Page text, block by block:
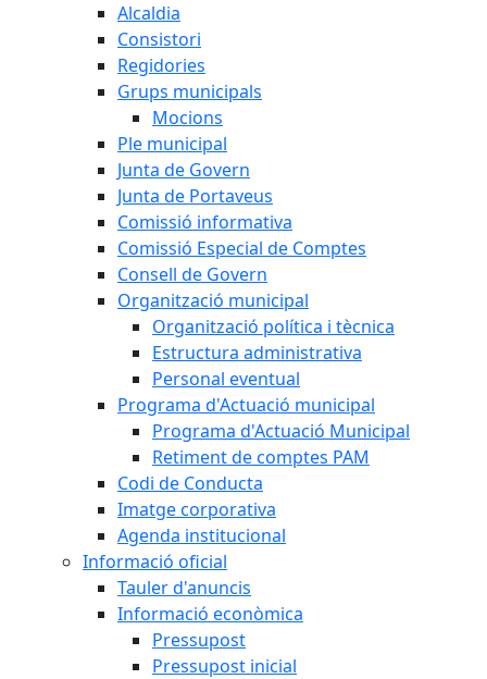
Alcaldia
Consistori
Regidories
Grups municipals
Mocions
Ple municipal
Junta de Govern
Junta de Portaveus
Comissió informativa
Comissió Especial de Comptes
Consell de Govern
Organització municipal
Organització política i tècnica
Estructura administrativa
Personal eventual
Programa d'Actuació municipal
Programa d'Actuació Municipal
Retiment de comptes PAM
Codi de Conducta
Imatge corporativa
Agenda institucional
Informació oficial
Tauler d'anuncis
Informació econòmica
Pressupost
Pressupost inicial